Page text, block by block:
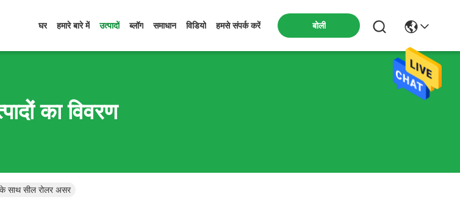
घर हमारे बारे में उत्पादों ब्लॉग समाधान विडियो हमसे संपर्क करें बोली
का विवरण
साथ सील रोलर असर